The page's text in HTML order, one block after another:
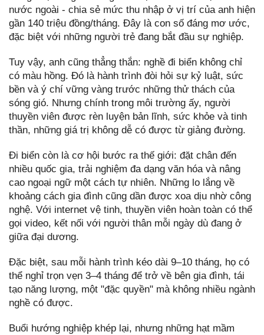
nước ngoài - chia sẻ mức thu nhập ở vị trí của anh hiện
gần 140 triệu đồng/tháng. Đây là con số đáng mơ ước,
đặc biệt với những người trẻ đang bắt đầu sự nghiệp.
Tuy vậy, anh cũng thẳng thắn: nghề đi biển không chỉ
có màu hồng. Đó là hành trình đòi hỏi sự kỷ luật, sức
bền và ý chí vững vàng trước những thử thách của
sóng gió. Nhưng chính trong môi trường ấy, người
thuyền viên được rèn luyện bản lĩnh, sức khỏe và tinh
thần, những giá trị không dễ có được từ giảng đường.
Đi biển còn là cơ hội bước ra thế giới: đặt chân đến
nhiều quốc gia, trải nghiệm đa dạng văn hóa và nâng
cao ngoại ngữ một cách tự nhiên. Những lo lắng về
khoảng cách gia đình cũng dần được xoa dịu nhờ công
nghệ. Với internet vệ tinh, thuyền viên hoàn toàn có thể
gọi video, kết nối với người thân mỗi ngày dù đang ở
giữa đại dương.
Đặc biệt, sau mỗi hành trình kéo dài 9–10 tháng, họ có
thể nghỉ trọn vẹn 3–4 tháng để trở về bên gia đình, tái
tạo năng lượng, một "đặc quyền" mà không nhiều ngành
nghề có được.
Buổi hướng nghiệp khép lại, nhưng những hạt mầm